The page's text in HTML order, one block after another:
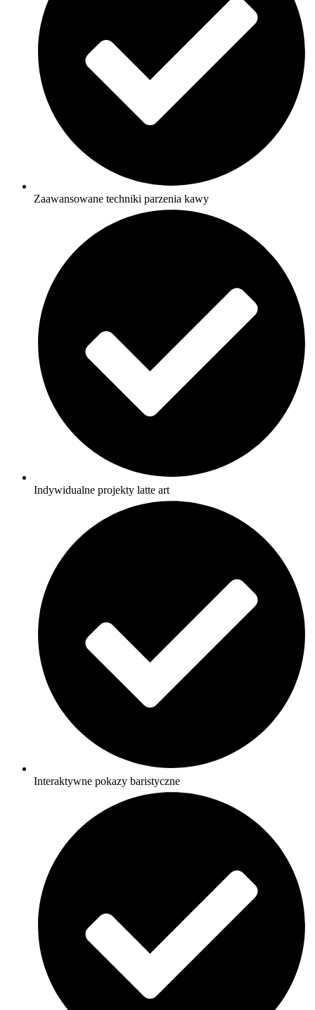
Zaawansowane techniki parzenia kawy
Indywidualne projekty latte art
Interaktywne pokazy baristyczne